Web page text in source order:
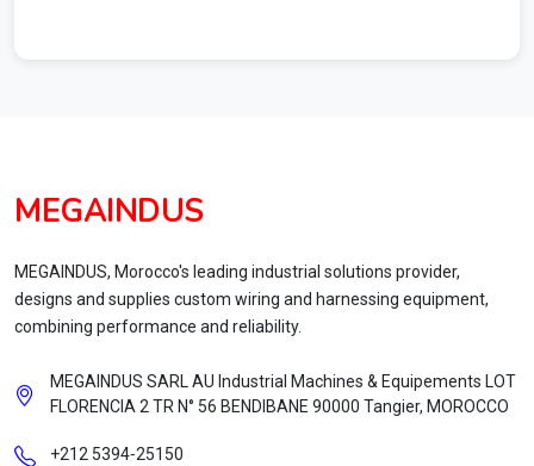
MEGAINDUS
MEGAINDUS, Morocco's leading industrial solutions provider,
designs and supplies custom wiring and harnessing equipment,
combining performance and reliability.
MEGAINDUS SARL AU Industrial Machines & Equipements LOT
FLORENCIA 2 TR N° 56 BENDIBANE 90000 Tangier, MOROCCO
+212 5394‑25150